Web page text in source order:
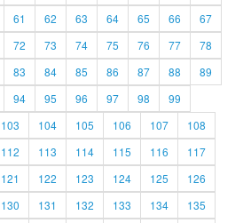
61 62 63 64 65 66
67
72 73 74 75 76 77
78
83 84 85 86 87 88
89
94 95 96 97 98
99
103 104 105 106 107
108
112 113 114 115 116
117
121 122 123 124 125
126
130 131 132 133 134
135